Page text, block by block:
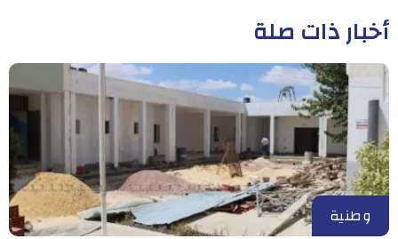
أخبار ذات صلة
وطنية